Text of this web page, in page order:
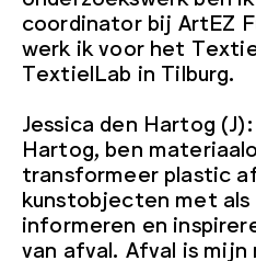
coordinator bij ArtEZ
werk ik voor het
TextielLab in Tilburg.
Jessica den Hartog
Hartog, ben
transformeer plastic
kunstobjecten met
informeren en
van afval. Afval is